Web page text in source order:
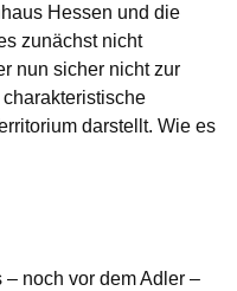
Hessen und die
zunächst nicht
nun sicher nicht zur
darstellt. Wie es
noch vor dem Adler –